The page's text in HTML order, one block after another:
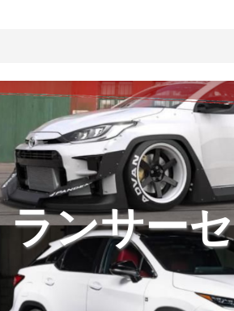
ランサー